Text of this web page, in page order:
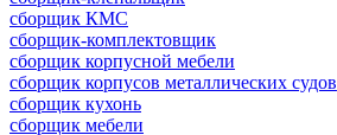
сборщик КМС
сборщик-комплектовщик
сборщик корпусной мебели
сборщик корпусов металлических судов
сборщик кухонь
сборщик мебели